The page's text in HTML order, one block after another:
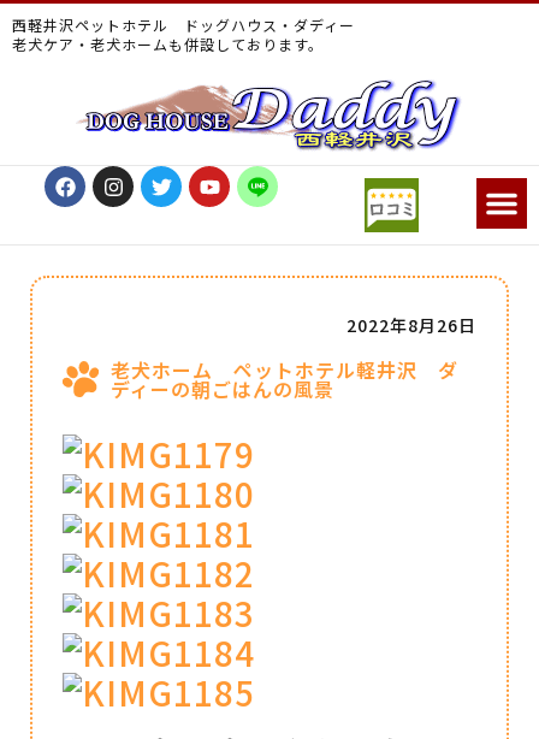
西軽井沢ペットホテル ドッグハウス・ダディー
老犬ケア・老犬ホームも併設しております。
老犬ホーム ペットホテル軽井沢 ダ
ディーの朝ごはんの風景
2022年8月26日